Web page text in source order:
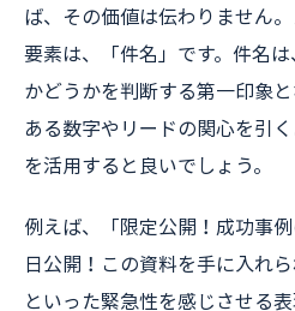
ば、その価値は伝わりません
要素は、「件名」です。件名
かどうかを判断する第一印象
ある数字やリードの関心を引
を活用すると良いでしょう。
例えば、「限定公開！成功事
日公開！この資料を手に入れ
といった緊急性を感じさせる